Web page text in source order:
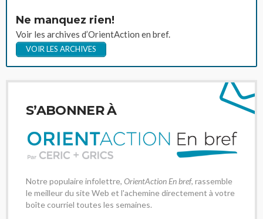
Ne manquez rien!
Voir les archives d’OrientAction en bref.
VOIR LES ARCHIVES
S’ABONNER À
Notre populaire infolettre, OrientAction En bref, rassemble
le meilleur du site Web et l'achemine directement à votre
boîte courriel toutes les semaines.